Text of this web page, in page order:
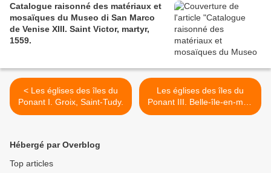
Catalogue raisonné des matériaux et
mosaïques du Museo di San Marco
de Venise XIII. Saint Victor, martyr,
1559.
< Les églises des îles du
Ponant I. Groix, Saint-Tudy.
Les églises des îles du
Ponant III. Belle-île-en-mer,
Locmaria. >
Hébergé par Overblog
Top articles